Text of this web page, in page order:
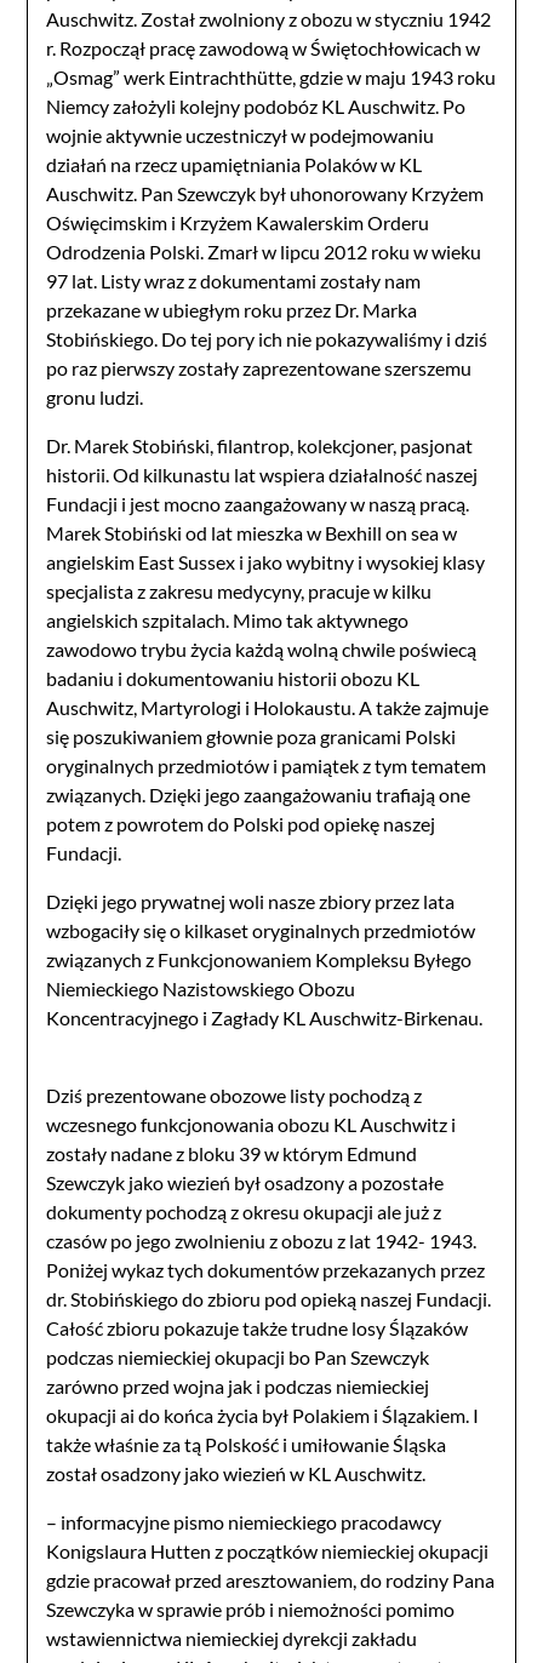
Auschwitz. Został zwolniony z obozu w styczniu 1942
r. Rozpoczął pracę zawodową w Świętochłowicach w
„Osmag” werk Eintrachthütte, gdzie w maju 1943 roku
Niemcy założyli kolejny podobóz KL Auschwitz. Po
wojnie aktywnie uczestniczył w podejmowaniu
działań na rzecz upamiętniania Polaków w KL
Auschwitz. Pan Szewczyk był uhonorowany Krzyżem
Oświęcimskim i Krzyżem Kawalerskim Orderu
Odrodzenia Polski. Zmarł w lipcu 2012 roku w wieku
97 lat. Listy wraz z dokumentami zostały nam
przekazane w ubiegłym roku przez Dr. Marka
Stobińskiego. Do tej pory ich nie pokazywaliśmy i dziś
po raz pierwszy zostały zaprezentowane szerszemu
gronu ludzi.
Dr. Marek Stobiński, filantrop, kolekcjoner, pasjonat
historii. Od kilkunastu lat wspiera działalność naszej
Fundacji i jest mocno zaangażowany w naszą pracą.
Marek Stobiński od lat mieszka w Bexhill on sea w
angielskim East Sussex i jako wybitny i wysokiej klasy
specjalista z zakresu medycyny, pracuje w kilku
angielskich szpitalach. Mimo tak aktywnego
zawodowo trybu życia każdą wolną chwile poświecą
badaniu i dokumentowaniu historii obozu KL
Auschwitz, Martyrologi i Holokaustu. A także zajmuje
się poszukiwaniem głownie poza granicami Polski
oryginalnych przedmiotów i pamiątek z tym tematem
związanych. Dzięki jego zaangażowaniu trafiają one
potem z powrotem do Polski pod opiekę naszej
Fundacji.
Dzięki jego prywatnej woli nasze zbiory przez lata
wzbogaciły się o kilkaset oryginalnych przedmiotów
związanych z Funkcjonowaniem Kompleksu Byłego
Niemieckiego Nazistowskiego Obozu
Koncentracyjnego i Zagłady KL Auschwitz-Birkenau.
Dziś prezentowane obozowe listy pochodzą z
wczesnego funkcjonowania obozu KL Auschwitz i
zostały nadane z bloku 39 w którym Edmund
Szewczyk jako wiezień był osadzony a pozostałe
dokumenty pochodzą z okresu okupacji ale już z
czasów po jego zwolnieniu z obozu z lat 1942- 1943.
Poniżej wykaz tych dokumentów przekazanych przez
dr. Stobińskiego do zbioru pod opieką naszej Fundacji.
Całość zbioru pokazuje także trudne losy Ślązaków
podczas niemieckiej okupacji bo Pan Szewczyk
zarówno przed wojna jak i podczas niemieckiej
okupacji ai do końca życia był Polakiem i Ślązakiem. I
także właśnie za tą Polskość i umiłowanie Śląska
został osadzony jako wiezień w KL Auschwitz.
– informacyjne pismo niemieckiego pracodawcy
Konigslaura Hutten z początków niemieckiej okupacji
gdzie pracował przed aresztowaniem, do rodziny Pana
Szewczyka w sprawie prób i niemożności pomimo
wstawiennictwa niemieckiej dyrekcji zakładu